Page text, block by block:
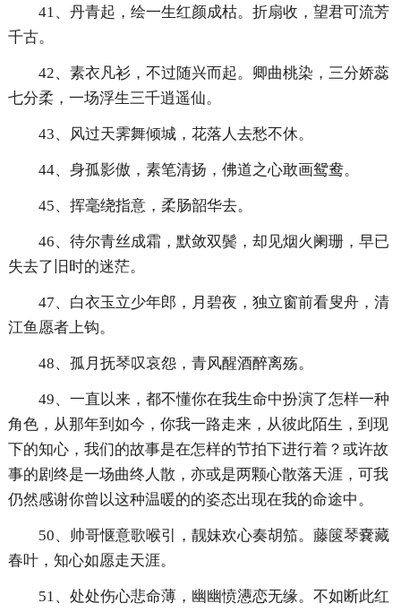
41、丹青起，绘一生红颜成枯。折扇收，望君可流芳
千古。
42、素衣凡衫，不过随兴而起。卿曲桃染，三分娇蕊
七分柔，一场浮生三千逍遥仙。
43、风过天霁舞倾城，花落人去愁不休。
44、身孤影傲，素笔清扬，佛道之心敢画鸳鸯。
45、挥毫绕指意，柔肠韶华去。
46、待尔青丝成霜，默敛双鬓，却见烟火阑珊，早已
失去了旧时的迷茫。
47、白衣玉立少年郎，月碧夜，独立窗前看叟舟，清
江鱼愿者上钩。
48、孤月抚琴叹哀怨，青风醒酒醉离殇。
49、一直以来，都不懂你在我生命中扮演了怎样一种
角色，从那年到如今，你我一路走来，从彼此陌生，到现
下的知心，我们的故事是在怎样的节拍下进行着？或许故
事的剧终是一场曲终人散，亦或是两颗心散落天涯，可我
仍然感谢你曾以这种温暖的的姿态出现在我的命途中。
50、帅哥惬意歌喉引，靓妹欢心奏胡笳。藤篋琴嚢藏
春叶，知心如愿走天涯。
51、处处伤心悲命薄，幽幽愤懑恋无缘。不如断此红